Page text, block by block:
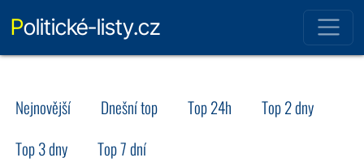
Politické-listy.cz
Nejnovější Dnešní top Top 24h
Top 2 dny
Top 3 dny
Top 7 dní